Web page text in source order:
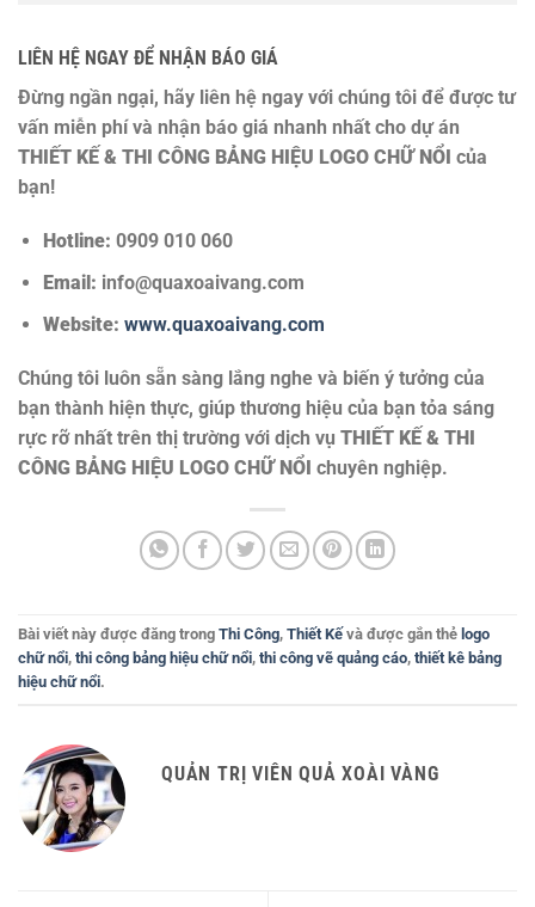
LIÊN HỆ NGAY ĐỂ NHẬN BÁO GIÁ
Đừng ngần ngại, hãy liên hệ ngay với chúng tôi để được tư
vấn miễn phí và nhận báo giá nhanh nhất cho dự án
THIẾT KẾ & THI CÔNG BẢNG HIỆU LOGO CHỮ NỔI của
bạn!
Hotline: 0909 010 060
Email: info@quaxoaivang.com
Website: www.quaxoaivang.com
Chúng tôi luôn sẵn sàng lắng nghe và biến ý tưởng của
bạn thành hiện thực, giúp thương hiệu của bạn tỏa sáng
rực rỡ nhất trên thị trường với dịch vụ THIẾT KẾ & THI
CÔNG BẢNG HIỆU LOGO CHỮ NỔI chuyên nghiệp.
Bài viết này được đăng trong Thi Công, Thiết Kế và được gắn thẻ logo
chữ nổi, thi công bảng hiệu chữ nổi, thi công vẽ quảng cáo, thiết kê bảng
hiệu chữ nổi.
QUẢN TRỊ VIÊN QUẢ XOÀI VÀNG